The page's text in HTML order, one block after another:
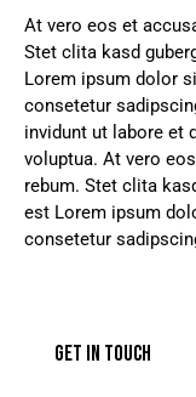
At vero eos et
Stet clita kasd
Lorem ipsum dolor
consetetur
invidunt ut labore et
voluptua. At vero
rebum. Stet clita
est Lorem ipsum
consetetur
GET IN TOUCH